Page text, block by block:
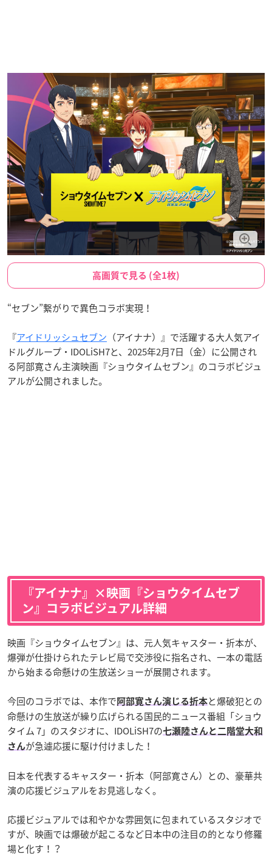
高画質で見る (全1枚)
“セブン”繋がりで異色コラボ実現！
『アイドリッシュセブン （アイナナ）』で活躍する大人気アイ
ドルグループ・IDOLiSH7と、2025年2月7日（金）に公開され
る阿部寛さん主演映画『ショウタイムセブン』のコラボビジュ
アルが公開されました。
『アイナナ』×映画『ショウタイムセブ
ン』コラボビジュアル詳細
映画『ショウタイムセブン』は、元人気キャスター・折本が、
爆弾が仕掛けられたテレビ局で交渉役に指名され、一本の電話
から始まる命懸けの生放送ショーが展開されます。
今回のコラボでは、本作で 阿部寛さん演じる折本と爆破犯との
命懸けの生放送が繰り広げられる国民的ニュース番組「ショウ
タイム 7」のスタジオに、IDOLiSH7の七瀬陸さんと二階堂大和
さんが急遽応援に駆け付けました！
日本を代表するキャスター・折本（阿部寛さん）との、豪華共
演の応援ビジュアルをお見逃しなく。
応援ビジュアルでは和やかな雰囲気に包まれているスタジオで
すが、映画では爆破が起こるなど日本中の注目の的となり修羅
場と化す！？